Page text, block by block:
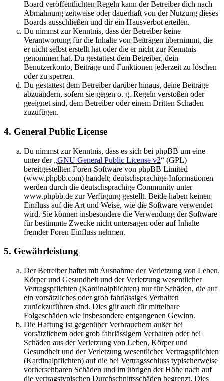
Board veröffentlichten Regeln kann der Betreiber dich nach
Abmahnung zeitweise oder dauerhaft von der Nutzung dieses
Boards ausschließen und dir ein Hausverbot erteilen.
Du nimmst zur Kenntnis, dass der Betreiber keine
Verantwortung für die Inhalte von Beiträgen übernimmt, die
er nicht selbst erstellt hat oder die er nicht zur Kenntnis
genommen hat. Du gestattest dem Betreiber, dein
Benutzerkonto, Beiträge und Funktionen jederzeit zu löschen
oder zu sperren.
Du gestattest dem Betreiber darüber hinaus, deine Beiträge
abzuändern, sofern sie gegen o. g. Regeln verstoßen oder
geeignet sind, dem Betreiber oder einem Dritten Schaden
zuzufügen.
4. General Public License
Du nimmst zur Kenntnis, dass es sich bei phpBB um eine
unter der „GNU General Public License v2“ (GPL)
bereitgestellten Foren-Software von phpBB Limited
(www.phpbb.com) handelt; deutschsprachige Informationen
werden durch die deutschsprachige Community unter
www.phpbb.de zur Verfügung gestellt. Beide haben keinen
Einfluss auf die Art und Weise, wie die Software verwendet
wird. Sie können insbesondere die Verwendung der Software
für bestimmte Zwecke nicht untersagen oder auf Inhalte
fremder Foren Einfluss nehmen.
5. Gewährleistung
Der Betreiber haftet mit Ausnahme der Verletzung von Leben,
Körper und Gesundheit und der Verletzung wesentlicher
Vertragspflichten (Kardinalpflichten) nur für Schäden, die auf
ein vorsätzliches oder grob fahrlässiges Verhalten
zurückzuführen sind. Dies gilt auch für mittelbare
Folgeschäden wie insbesondere entgangenen Gewinn.
Die Haftung ist gegenüber Verbrauchern außer bei
vorsätzlichem oder grob fahrlässigem Verhalten oder bei
Schäden aus der Verletzung von Leben, Körper und
Gesundheit und der Verletzung wesentlicher Vertragspflichten
(Kardinalpflichten) auf die bei Vertragsschluss typischerweise
vorhersehbaren Schäden und im übrigen der Höhe nach auf
die vertragstypischen Durchschnittsschäden begrenzt. Dies